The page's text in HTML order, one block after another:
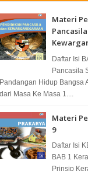
Materi
Daftar Isi
Pancasila
Pandangan Hidup Bangsa
dari Masa Ke Masa 1....
Materi
9
Daftar Isi
BAB 1
Prinsip